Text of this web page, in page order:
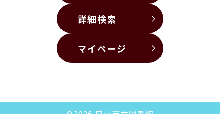
詳細検索
マイページ